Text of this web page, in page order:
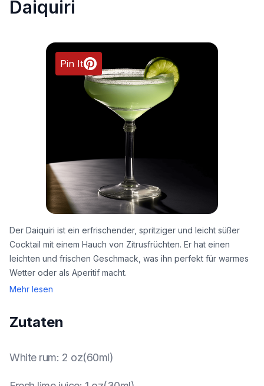
Daiquiri
Pin It
Der Daiquiri ist ein erfrischender, spritziger und leicht süßer
Cocktail mit einem Hauch von Zitrusfrüchten. Er hat einen
leichten und frischen Geschmack, was ihn perfekt für warmes
Wetter oder als Aperitif macht.
Mehr lesen
Zutaten
White rum: 2 oz(60ml)